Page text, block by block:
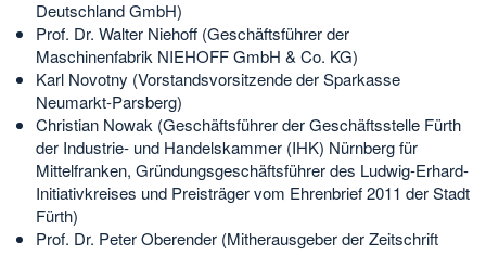
Deutschland GmbH)
Prof. Dr. Walter Niehoff (Geschäftsführer der
Maschinenfabrik NIEHOFF GmbH & Co. KG)
Karl Novotny (Vorstandsvorsitzende der Sparkasse
Neumarkt-Parsberg)
Christian Nowak (Geschäftsführer der Geschäftsstelle Fürth
der Industrie- und Handelskammer (IHK) Nürnberg für
Mittelfranken, Gründungsgeschäftsführer des Ludwig-Erhard-
Initiativkreises und Preisträger vom Ehrenbrief 2011 der Stadt
Fürth)
Prof. Dr. Peter Oberender (Mitherausgeber der Zeitschrift